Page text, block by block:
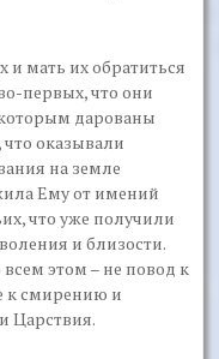
и мать их обратиться
первых, что они
дарованы
оказывали
на земле
Ему от имений
что уже получили
и близости.
этом – не повод к
к смирению и
Царствия.